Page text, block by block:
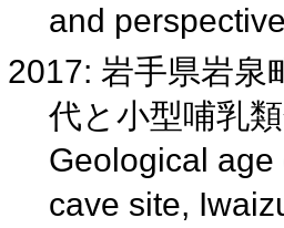
and
2017: 岩手県岩泉
代と小型哺乳
Geological
cave site,